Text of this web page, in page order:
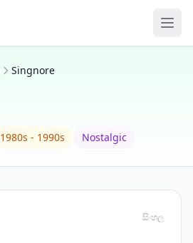
Singnore
1980s - 1990s Nostalgic
සිංහල